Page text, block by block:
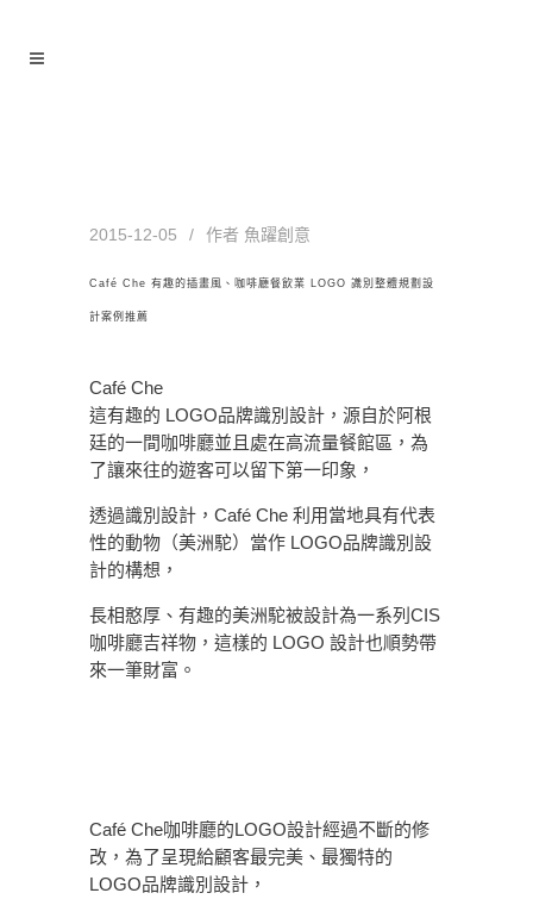
2015-12-05 作者 魚躍創意
Café Che 有趣的插畫風、咖啡廳餐飲業 LOGO 識別整體規劃設
計案例推薦
Café Che
這有趣的 LOGO品牌識別設計，源自於阿根
廷的一間咖啡廳並且處在高流量餐館區，為
了讓來往的遊客可以留下第一印象，
透過識別設計，Café Che 利用當地具有代表
性的動物（美洲駝）當作 LOGO品牌識別設
計的構想，
長相憨厚、有趣的美洲駝被設計為一系列CIS
咖啡廳吉祥物，這樣的 LOGO 設計也順勢帶
來一筆財富。
Café Che咖啡廳的LOGO設計經過不斷的修
改，為了呈現給顧客最完美、最獨特的
LOGO品牌識別設計，